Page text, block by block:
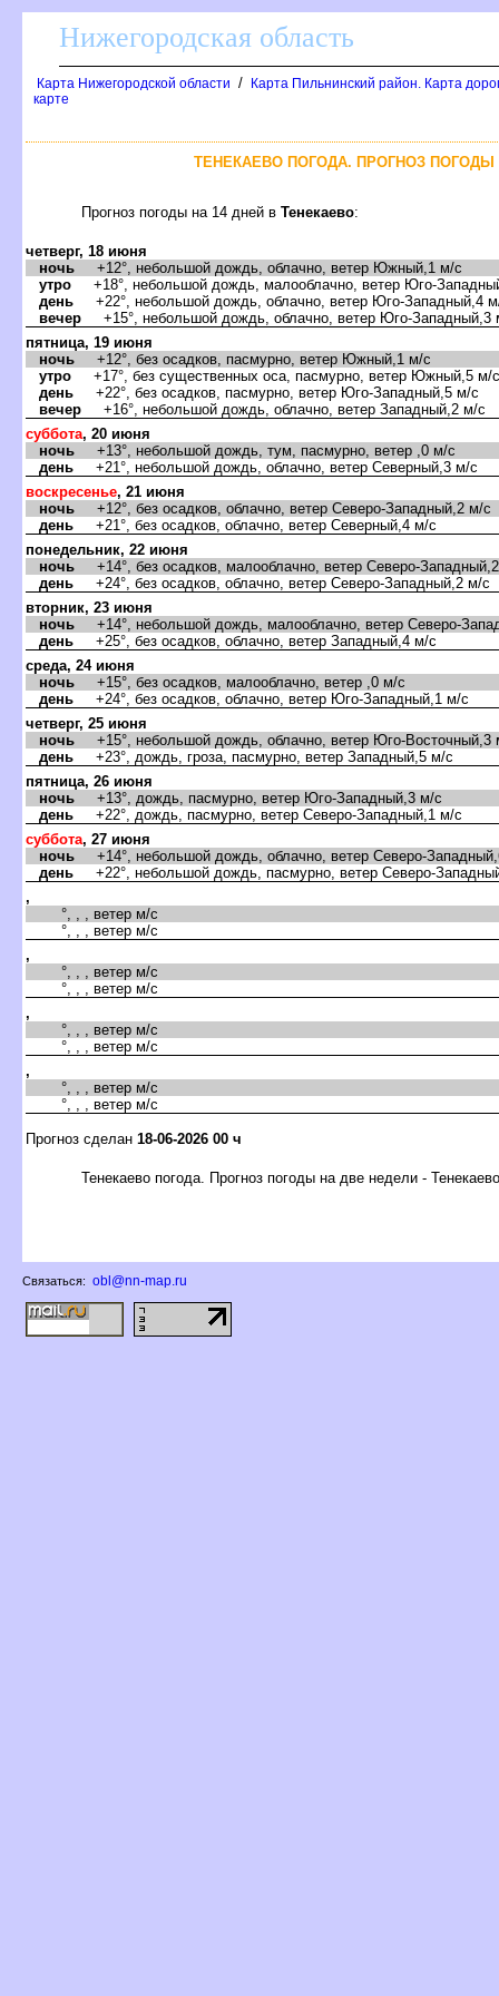
Нижегородская область
Карта Нижегородской области /
Карта Пильнинский район. Карта
карте
ТЕНЕКАЕВО ПОГОДА. ПРОГНОЗ
Прогноз погоды на 14 дней Тенекаево:
четверг, 18 июня
ночь +12°, небольшой дождь, облачно, ветер Южный,1 м/с
утро +18°, небольшой дождь, малооблачно, ветер Юго-
день +22°, небольшой дождь, облачно, ветер Юго-Западный,4
ечер +15°, небольшой дождь, облачно, ветер Юго-Западный,3
пятница, 19 июня
ночь +12°, без осадков, пасмурно, ветер Южный,1 м/с
утро +17°, без существенных оса, пасмурно, ветер Южный,5 м/с
день +22°, без осадков, пасмурно, ветер Юго-Западный,5 м/с
ечер +16°, небольшой дождь, облачно, ветер Западный,2 м/с
суббота, 20 июня
ночь +13°, небольшой дождь, тум, пасмурно, ветер ,0 м/с
день +21°, небольшой дождь, облачно, ветер Северный,3 м/с
оскресенье, 21 июня
ночь +12°, без осадков, облачно, ветер Северо-Западный,2 м/с
день +21°, без осадков, облачно, ветер Северный,4 м/с
понедельник, 22 июня
ночь +14°, без осадков, малооблачно, ветер Северо-
день +24°, без осадков, облачно, ветер Северо-Западный,2 м/с
торник, 23 июня
ночь +14°, небольшой дождь, малооблачно, ветер Северо-
день +25°, без осадков, облачно, ветер Западный,4 м/с
среда, 24 июня
ночь +15°, без осадков, малооблачно, ветер ,0 м/с
день +24°, без осадков, облачно, ветер Юго-Западный,1 м/с
четверг, 25 июня
ночь +15°, небольшой дождь, облачно, ветер Юго-Восточный,3
день +23°, дождь, гроза, пасмурно, ветер Западный,5 м/с
пятница, 26 июня
ночь +13°, дождь, пасмурно, ветер Юго-Западный,3 м/с
день +22°, дождь, пасмурно, ветер Северо-Западный,1 м/с
суббота, 27 июня
ночь +14°, небольшой дождь, облачно, ветер Северо-
день +22°, небольшой дождь, пасмурно, ветер Северо-
,
°, , , ветер м/с
°, , , ветер м/с
,
°, , , ветер м/с
°, , , ветер м/с
,
°, , , ветер м/с
°, , , ветер м/с
,
°, , , ветер м/с
°, , , ветер м/с
Прогноз сделан 18-06-2026 00 ч
Тенекаево погода. Прогноз погоды на две недели - Тенекаево
Связаться: obl@nn-map.ru